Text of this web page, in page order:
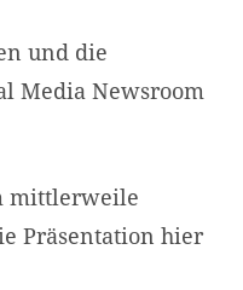
und die
Media Newsroom
mittlerweile
Präsentation hier